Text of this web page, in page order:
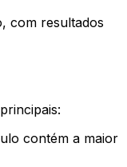
com resultados
contém a maior